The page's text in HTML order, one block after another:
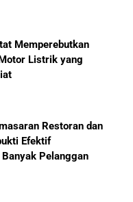
Langkah
di Perusahaan
Besar Makin
Memperebutkan
Listrik yang
Restoran dan
Efektif
Pelanggan